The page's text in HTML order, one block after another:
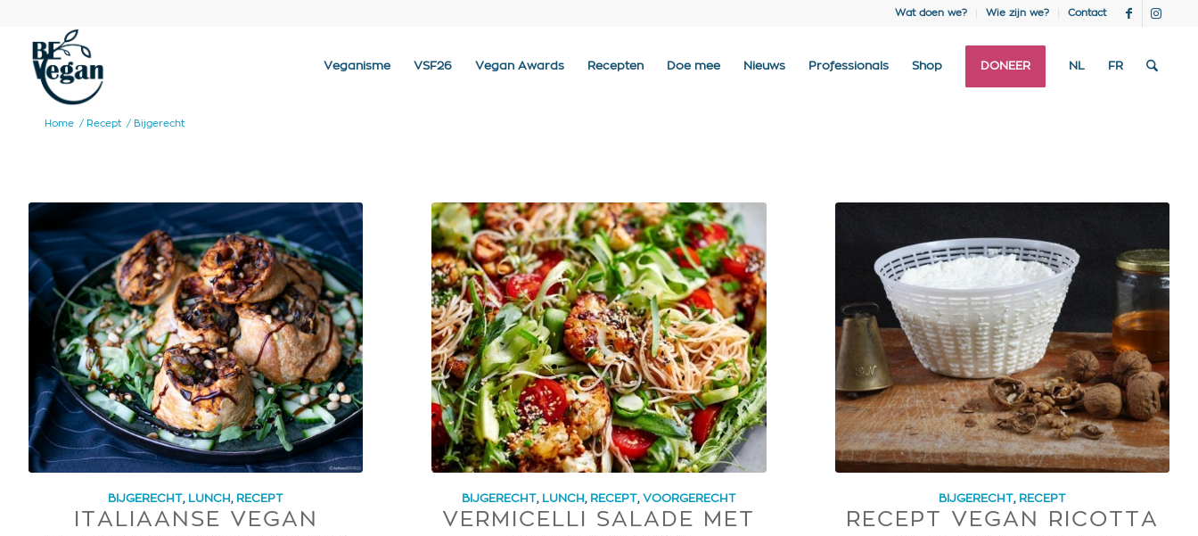
Wat doen we? Wie zijn we? Contact
Veganisme VSF26 Vegan Awards Recepten Doe mee Nieuws Professionals Shop DONEER NL FR
Home / Recept / Bijgerecht
BIJGERECHT , LUNCH , RECEPT
ITALIAANSE VEGAN
BIJGERECHT , LUNCH , RECEPT , VOORGERECHT
VERMICELLI SALADE MET
BIJGERECHT , RECEPT
RECEPT VEGAN RICOTTA